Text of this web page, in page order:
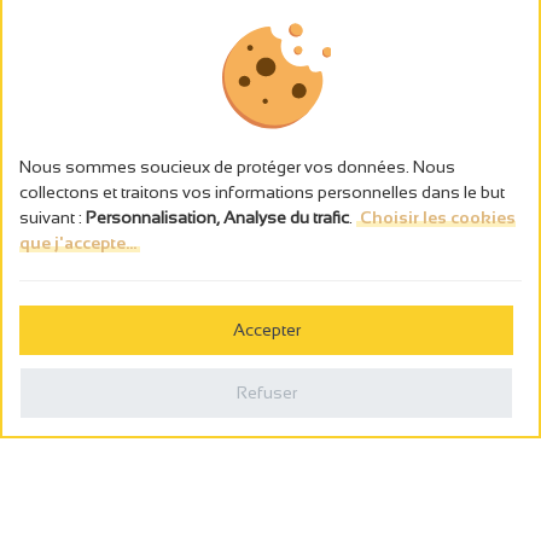
L’abus d’alcool est dangereux pour la santé, à consommer avec
Politique de confidentialité
Nous sommes soucieux de protéger vos données. Nous
collectons et traitons vos informations personnelles dans le but
suivant : Personnalisation, Analyse du trafic Choisir les cookies
que j'accepte...
Accepter
Refuser